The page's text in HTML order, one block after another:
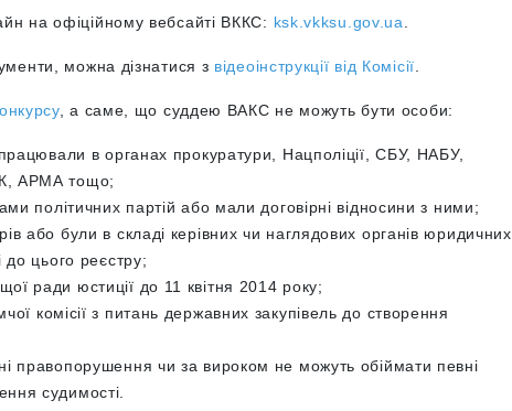
на офіційному вебсайті ВККС: ksk.vkksu.gov.ua
можна дізнатися з відеоінструкції від Комісії
, а саме, що суддею ВАКС не можуть бути особи:
в органах прокуратури, Нацполіції, СБУ, НАБУ,
АРМА тощо;
політичних партій або мали договірні відносини з ними;
або були в складі керівних чи наглядових органів юридичних
до цього реєстру;
ради юстиції до 11 квітня 2014 року;
комісії з питань державних закупівель до створення
правопорушення чи за вироком не можуть обіймати певні
судимості.